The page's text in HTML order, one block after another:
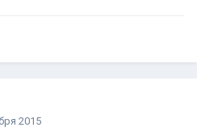
2015